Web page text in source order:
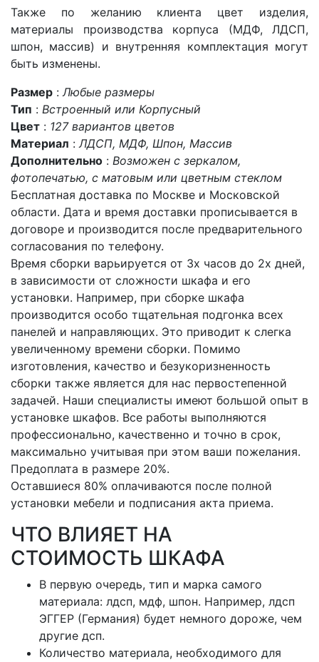
Также по желанию клиента цвет изделия,
материалы производства корпуса (МДФ, ЛДСП,
шпон, массив) и внутренняя комплектация могут
быть изменены.
Размер :Любые размеры
Тип : Встроенный или Корпусный
Цвет : 127 вариантов цветов
Материал :ЛДСП, МДФ, Шпон, Массив
Дополнительно : Возможен с зеркалом,
фотопечатью, с матовым или цветным стеклом
Бесплатная доставка по Москве и Московской
области. Дата и время доставки прописывается в
договоре и производится после предварительного
согласования по телефону.
Время сборки варьируется от 3х часов до 2х дней,
в зависимости от сложности шкафа и его
установки. Например, при сборке шкафа
производится особо тщательная подгонка всех
панелей и направляющих. Это приводит к слегка
увеличенному времени сборки. Помимо
изготовления, качество и безукоризненность
сборки также является для нас первостепенной
задачей. Наши специалисты имеют большой опыт в
установке шкафов. Все работы выполняются
профессионально, качественно и точно в срок,
максимально учитывая при этом ваши пожелания.
Предоплата в размере 20%.
Оставшиеся 80% оплачиваются после полной
установки мебели и подписания акта приема.
ЧТО ВЛИЯЕТ НА
СТОИМОСТЬ ШКАФА
В первую очередь, тип и марка самого
материала: лдсп, мдф, шпон. Например, лдсп
ЭГГЕР (Германия) будет немного дороже, чем
другие дсп.
Количество материала, необходимого для